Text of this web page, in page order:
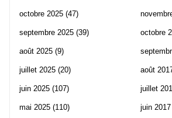
octobre 2025 (47)
septembre 2025 (39)
août 2025 (9)
juillet 2025 (20)
juin 2025 (107)
mai 2025 (110)
octobre
août
juillet
juin 2017